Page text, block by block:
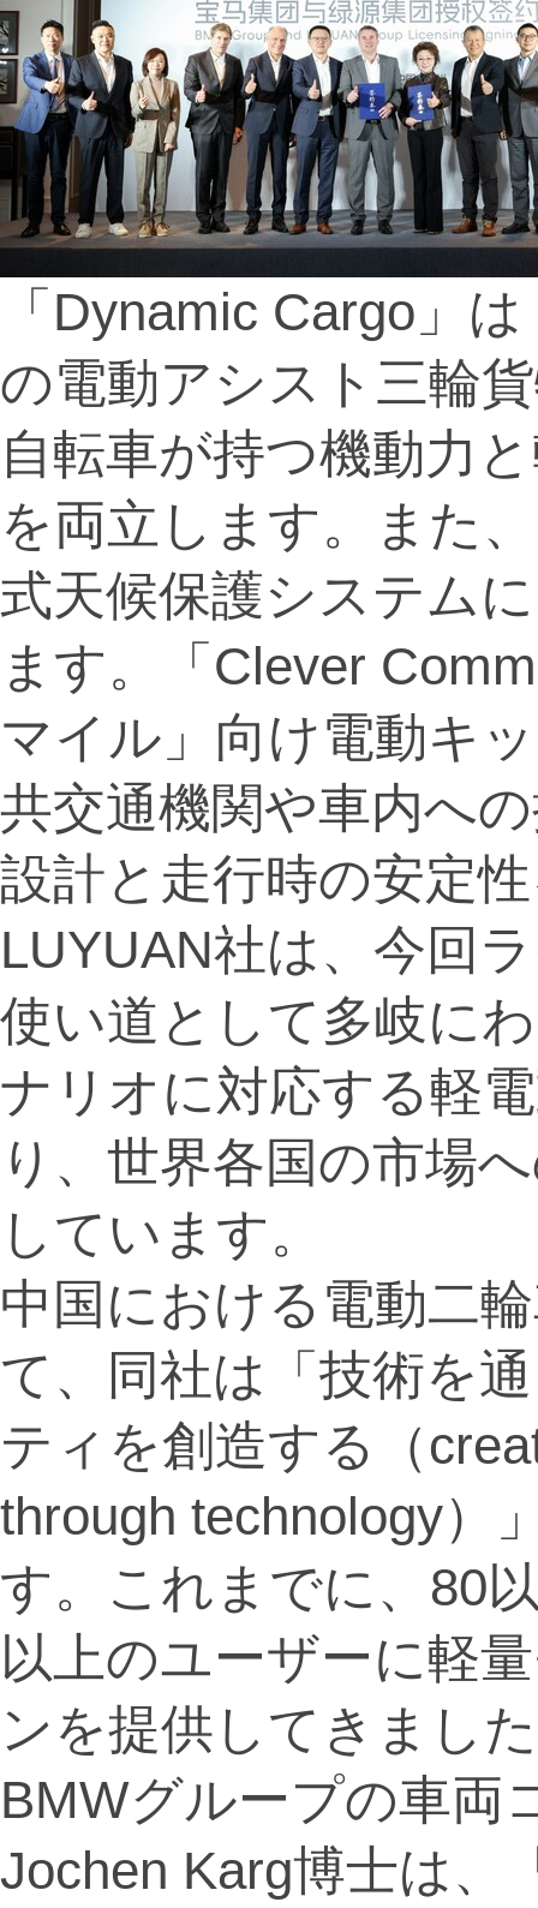
「Dynamic Cargo」
の電動アシスト三輪
自転車が持つ機動力
を両立します。また
式天候保護システム
ます。「Clever
マイル」向け電動キ
共交通機関や車内へ
設計と走行時の安定
LUYUAN社は、今回
使い道として多岐に
ナリオに対応する軽
り、世界各国の市場
しています。
中国における電動二
て、同社は「技術を
ティを創造する（
through technology）
す。これまでに、80
以上のユーザーに軽
ンを提供してきまし
BMWグループの車両
Jochen Karg博士は、